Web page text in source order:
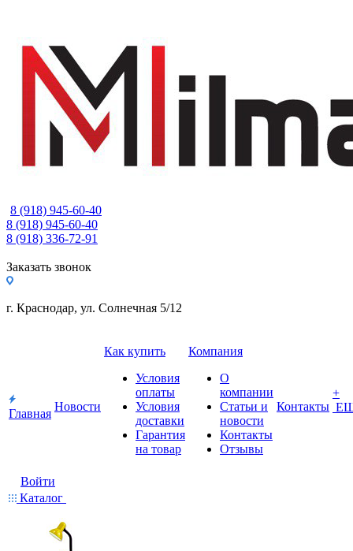
8 (918) 945-60-40
8 (918) 945-60-40
8 (918) 336-72-91
Заказать звонок
г. Краснодар, ул. Солнечная 5/12
Главная
Новости
Как купить
Условия
оплаты
Условия
доставки
Гарантия
на товар
Компания
О
компании
Статьи и
новости
Контакты
Отзывы
Контакты
+
Войти
Каталог